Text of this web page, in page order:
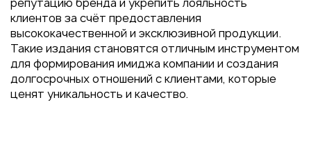
клиентов за счёт предоставления
высококачественной и эксклюзивной продукции.
Такие издания становятся отличным инструментом
для формирования имиджа компании и создания
долгосрочных отношений с клиентами, которые
ценят уникальность и качество.